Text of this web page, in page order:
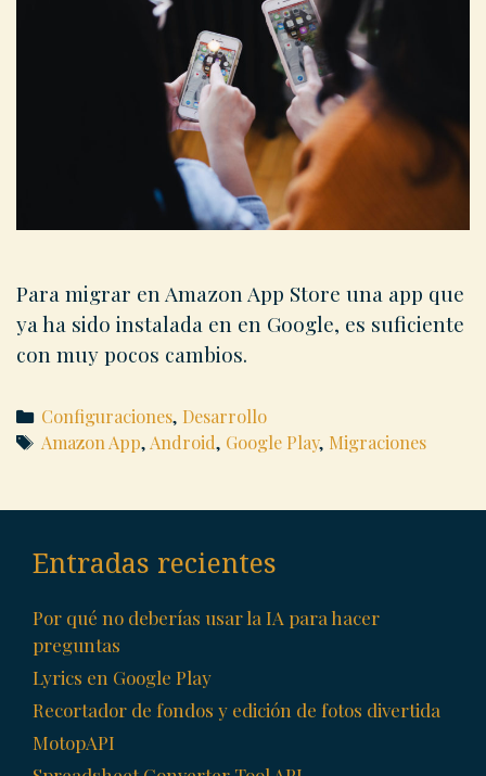
Para migrar en Amazon App Store una app que
ya ha sido instalada en en Google, es suficiente
con muy pocos cambios.
Categories
Configuraciones, Desarrollo
Tags
Amazon App, Android, Google Play, Migraciones
Entradas recientes
Por qué no deberías usar la IA para hacer
preguntas
Lyrics en Google Play
Recortador de fondos y edición de fotos divertida
MotopAPI